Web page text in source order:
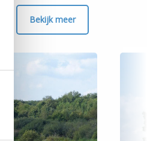
Bekijk meer